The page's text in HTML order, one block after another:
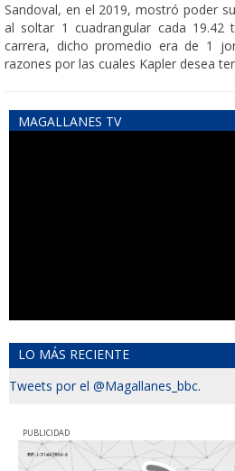
Sandoval, en el 2019, mostró poder
al soltar 1 cuadrangular cada 19.42
carrera, dicho promedio era de 1
razones por las cuales Kapler desea
MAGALLANES TV
LO MÁS RECIENTE
Tweets por el @Magallanes_bbc.
PUBLICIDAD